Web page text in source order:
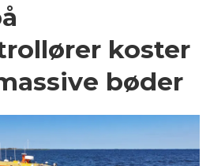
koster
bøder